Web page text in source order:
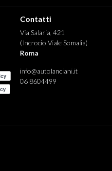
Contatti
Via Salaria, 421
(Incrocio Viale Somalia)
Roma
info@autolanciani.it
06 8604499